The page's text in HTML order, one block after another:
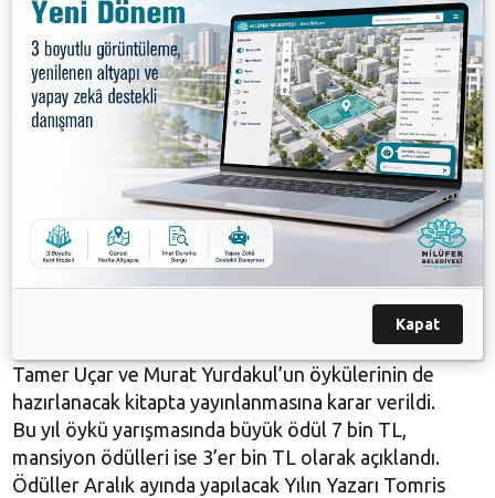
dramatik dokuyu güçlü biçimde kullanması, öykü
estetiğinin değerlerini başarıyla yansıtması, insani
duyuşu aktarmadaki duyarlılığı, anlatımındaki yenilikçi
bakışı” gerekçesiyle Serap Karakuş Besi’nin “Fethiye
Taziyeye Geldi mi?” başlıklı öyküsü Tomris Uyar Öykü
Ödülü’nde büyük ödüle değer bulundu.
Yarışmada Ruhsan Çarpadan, Dilek Karaaslan, Ayşe
Nilay Özkan, Adalet Temürtürkan ve Metin Turan
mansiyon ödülüne değer görüldü. Ayrıca Fatoş Asya
Akbay, Emine Erdem Akyürük, Cemile Akça Ataç,
Nalan Bayrak, Orkun Çay, Hasan Irmak Erkan, Esra
Gürbüz, Gülnar Kandeyer, Hüseyin Opruklu, Anıl Çetin
Örselli, Hatice Günday Şahman, Yelina Tayfur, Zeliha
Tamer Uçar ve Murat Yurdakul’un öykülerinin de
hazırlanacak kitapta yayınlanmasına karar verildi.
Bu yıl öykü yarışmasında büyük ödül 7 bin TL,
mansiyon ödülleri ise 3’er bin TL olarak açıklandı.
Ödüller Aralık ayında yapılacak Yılın Yazarı Tomris
Kapat